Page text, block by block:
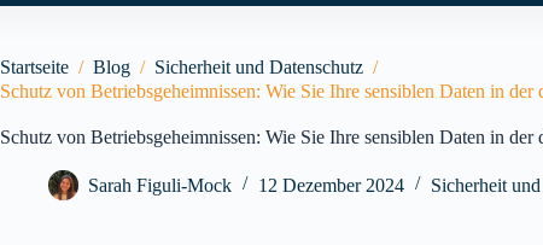
Startseite / Blog / Sicherheit und Datenschutz /
Schutz von Betriebsgeheimnissen: Wie Sie Ihre sensiblen Daten in der
Schutz von Betriebsgeheimnissen: Wie Sie Ihre sensiblen Daten in der
Sarah Figuli-Mock 12 Dezember 2024 Sicherheit